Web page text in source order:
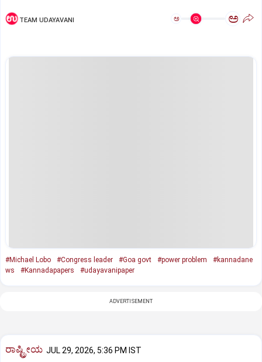
TEAM UDAYAVANI ಅ ಅ
#Michael Lobo #Congress leader #Goa govt #power problem
#kannadane
ws
#Kannadapapers #udayavanipaper
ADVERTISEMENT
ರಾಷ್ಟ್ರೀಯ JUL 29, 2026, 5:36 PM IST